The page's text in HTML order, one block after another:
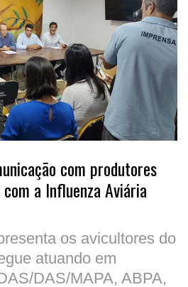
com produtores
a Influenza Aviária
os avicultores do
atuando em
DAS/MAPA, ABPA,